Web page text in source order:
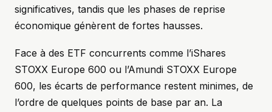
significatives, tandis que les phases de reprise
économique génèrent de fortes hausses.
Face à des ETF concurrents comme l’iShares
STOXX Europe 600 ou l’Amundi STOXX Europe
600, les écarts de performance restent minimes, de
l’ordre de quelques points de base par an. La